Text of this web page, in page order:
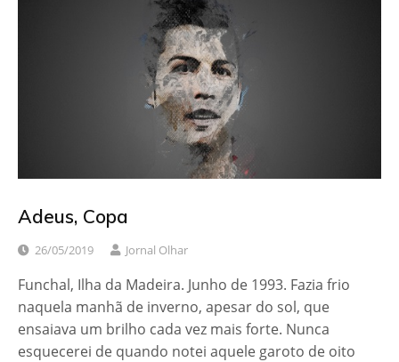
Adeus, Copa
26/05/2019 Jornal Olhar
Funchal, Ilha da Madeira. Junho de 1993. Fazia frio
naquela manhã de inverno, apesar do sol, que
ensaiava um brilho cada vez mais forte. Nunca
esquecerei de quando notei aquele garoto de oito